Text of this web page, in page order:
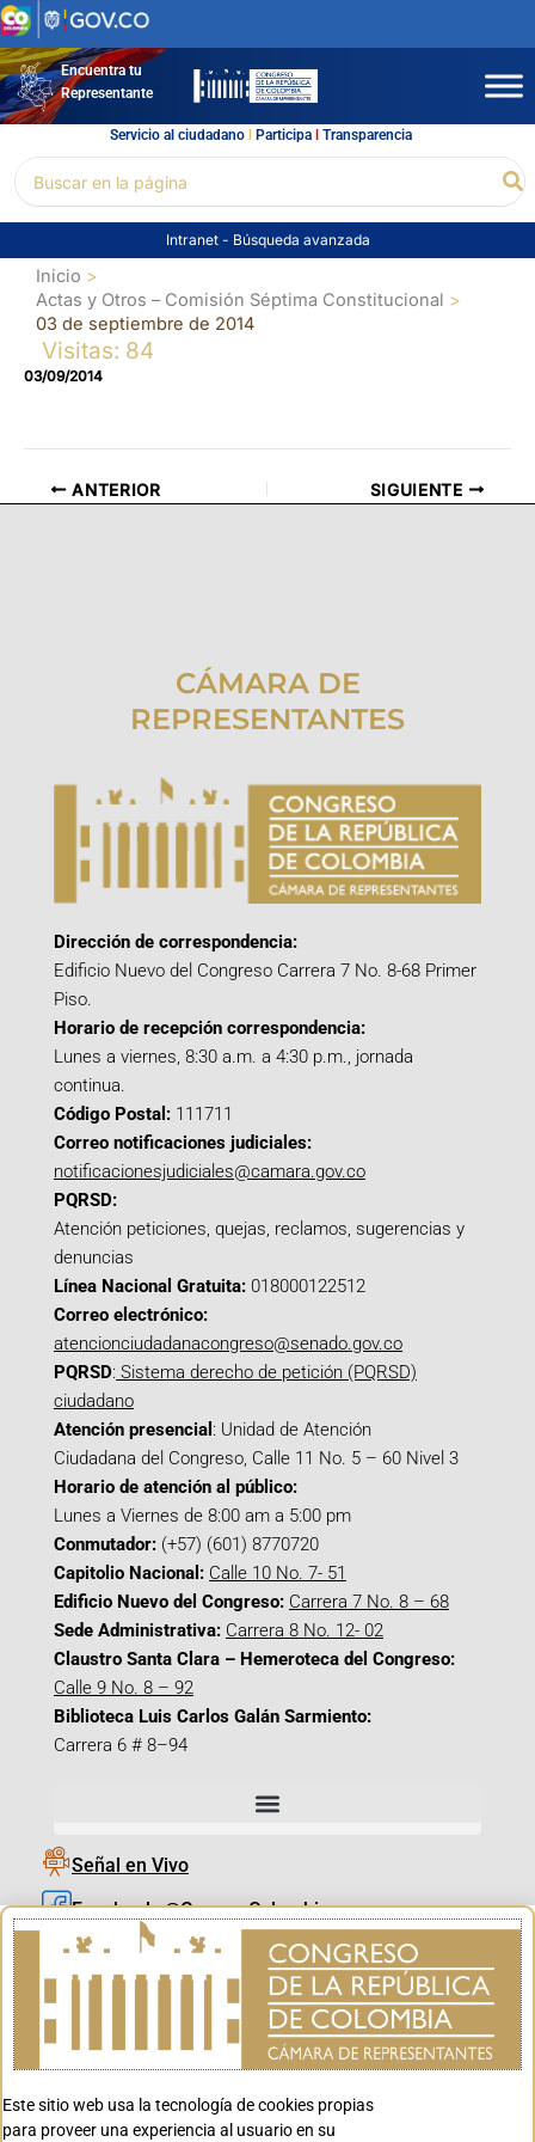
Ir
al
contenidoEncuentra tu
Representante
Servicio al ciudadano l Participal Transparencia
por:
Intranet - Búsqueda avanzada
Inicio
Actas y Otros – Comisión Séptima Constitucional
03 de septiembre de 2014
Visitas: 84
03/09/2014
ANTERIOR SIGUIENTE
CÁMARA DE
REPRESENTANTES
Dirección de correspondencia:
Edificio Nuevo del Congreso Carrera 7 No. 8-68 Primer
Piso.
Horario de recepción correspondencia:
Lunes a viernes, 8:30 a.m. a 4:30 p.m., jornada
continua.
Código Postal: 111711
Correo notificaciones judiciales:
notificacionesjudiciales@camara.gov.co
PQRSD:
Atención peticiones, quejas, reclamos, sugerencias y
denuncias
Línea Nacional Gratuita: 018000122512
Correo electrónico:
atencionciudadanacongreso@senado.gov.co
PQRSD: Sistema derecho de petición (PQRSD)
ciudadano
Atención presencial : Unidad de Atención
Ciudadana del Congreso, Calle 11 No. 5 – 60 Nivel 3
Horario de atención al público:
Lunes a Viernes de 8:00 am a 5:00 pm
Conmutador: (+57) (601) 8770720
Capitolio Nacional: Calle 10 No. 7- 51
Edificio Nuevo del Congreso: Carrera 7 No. 8 – 68
Sede Administrativa: Carrera 8 No. 12- 02
Claustro Santa Clara – Hemeroteca del Congreso:
Calle 9 No. 8 – 92
Biblioteca Luis Carlos Galán Sarmiento:
Carrera 6 # 8–94
Señal en Vivo
Facebook_@CamaraColombia
Instagram_@CamaraColombia
X_@CamaraColombia
Youtube_@CamaraColombia
Youtube_@CanalCongreso
Este sitio web usa la tecnología de cookies propias
para proveer una experiencia al usuario en su